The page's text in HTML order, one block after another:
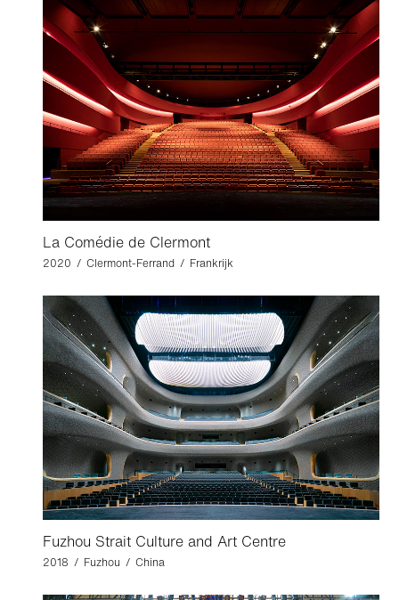
La Comédie de Clermont
2020 / Clermont-Ferrand / Frankrijk
Fuzhou Strait Culture and Art Centre
2018 / Fuzhou / China